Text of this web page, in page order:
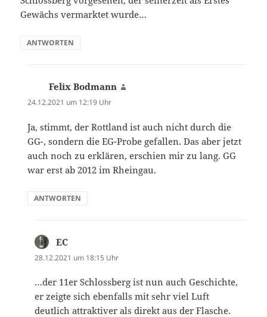
Gewächs vermarktet wurde…
ANTWORTEN
Felix Bodmann
24.12.2021 um 12:19 Uhr
Ja, stimmt, der Rottland ist auch nicht durch die
GG-, sondern die EG-Probe gefallen. Das aber jetzt
auch noch zu erklären, erschien mir zu lang. GG
war erst ab 2012 im Rheingau.
ANTWORTEN
EC
28.12.2021 um 18:15 Uhr
…der 11er Schlossberg ist nun auch Geschichte,
er zeigte sich ebenfalls mit sehr viel Luft
deutlich attraktiver als direkt aus der Flasche.